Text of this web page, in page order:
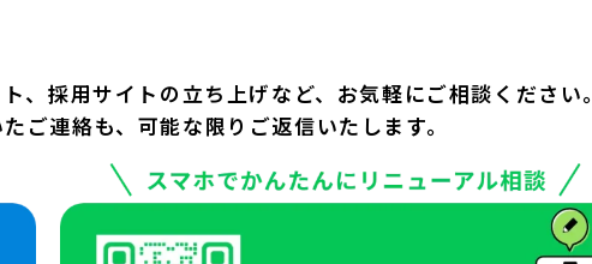
、採用サイトの立ち上げなど、お気軽にご相談ください。
ご連絡も、可能な限りご返信いたします。